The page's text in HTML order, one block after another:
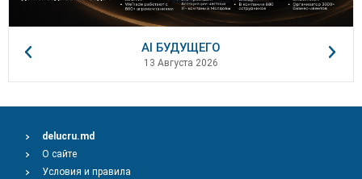
AI БУДУЩЕГО
13 Августа 2026
delucru.md
О сайте
Условия и правила